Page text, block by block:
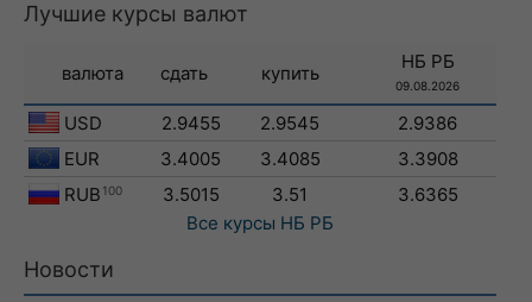
Лучшие курсы валют
валюта сдать купить
НБ РБ
09.08.2026
USD 2.9455 2.9545
2.9386
EUR
3.4005 3.4085
3.3908
RUB 100 3.5015 3.51
3.6365
Все курсы НБ РБ
Новости